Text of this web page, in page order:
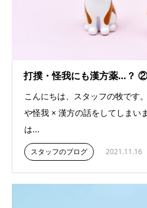
打撲・怪我にも漢方薬…？ ②
こんにちは、スタッフの牧です
や怪我 × 漢方の話をしてしまい
は...
スタッフのブログ 2021.11.16